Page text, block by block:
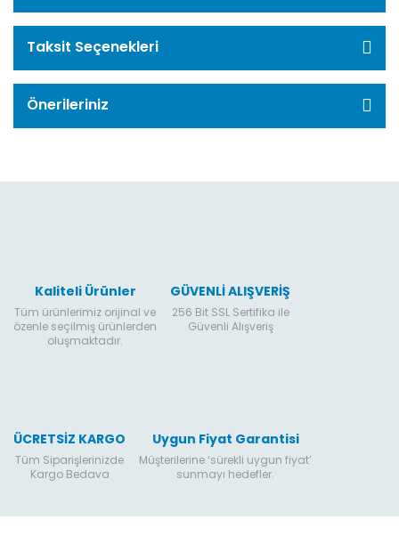
Taksit Seçenekleri
Önerileriniz
Kaliteli Ürünler
Tüm ürünlerimiz orijinal ve
özenle seçilmiş ürünlerden
oluşmaktadır.
GÜVENLİ ALIŞVERİŞ
256 Bit SSL Sertifika ile
Güvenli Alışveriş
ÜCRETSİZ KARGO
Tüm Siparişlerinizde
Kargo Bedava
Uygun Fiyat Garantisi
Müşterilerine ‘sürekli uygun fiyat’
sunmayı hedefler.